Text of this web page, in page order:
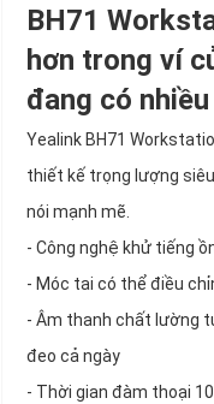
BH71
hơn trong ví
đang có
Yealink BH71
thiết kế trọng lượng
nói mạnh mẽ.
- Công nghệ khử tiếng
- Móc tai có thể điều
- Âm thanh chất lường
đeo cả ngày
- Thời gian đàm thoại